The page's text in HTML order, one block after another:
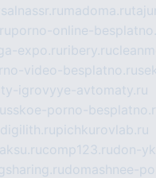
madoma.ru
porno-online-
expo.ru ribery.ru
video-besplatno.ru
igrovyye-avtomaty.ru
russkoe-porno-
digilith.rupichkurovlab.ru
comp123.rudon-
domashnee-